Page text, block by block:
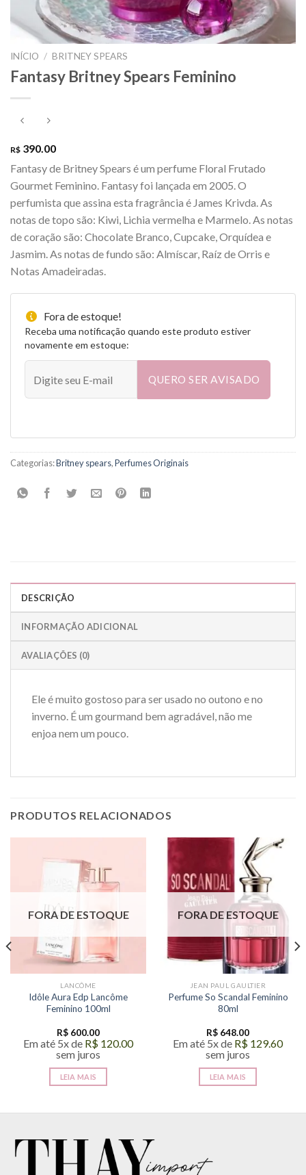
INÍCIO / BRITNEY SPEARS
Fantasy Britney Spears Feminino
R$ 390.00
Fantasy de Britney Spears é um perfume Floral Frutado
Gourmet Feminino. Fantasy foi lançada em 2005. O
perfumista que assina esta fragrância é James Krivda. As
notas de topo são: Kiwi, Lichia vermelha e Marmelo. As notas
de coração são: Chocolate Branco, Cupcake, Orquídea e
Jasmim. As notas de fundo são: Almíscar, Raíz de Orris e
Notas Amadeiradas.
Fora de estoque!
Receba uma notificação quando este produto estiver
novamente em estoque:
QUERO SER AVISADO
Categorias:Britney spears,Perfumes Originais
DESCRIÇÃO
INFORMAÇÃO ADICIONAL
AVALIAÇÕES (0)
Ele é muito gostoso para ser usado no outono e no
inverno. É um gourmand bem agradável, não me
enjoa nem um pouco.
PRODUTOS RELACIONADOS
FORA DE ESTOQUE
LANCÔME
Idôle Aura Edp Lancôme
Feminino 100ml
R$ 600.00
Em até 5x de R$ 120.00
sem juros
LEIA MAIS
FORA DE ESTOQUE
JEAN PAUL GAULTIER
Perfume So Scandal Feminino
80ml
R$ 648.00
Em até 5x de R$ 129.60
sem juros
LEIA MAIS